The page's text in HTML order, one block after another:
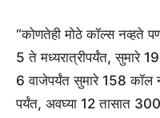
“कोणतेही मोठे कॉल्स नव्हते
5 ते मध्यरात्रीपर्यंत, सुमारे
6 वाजेपर्यंत सुमारे 158
पर्यंत, अवघ्या 12 तासात